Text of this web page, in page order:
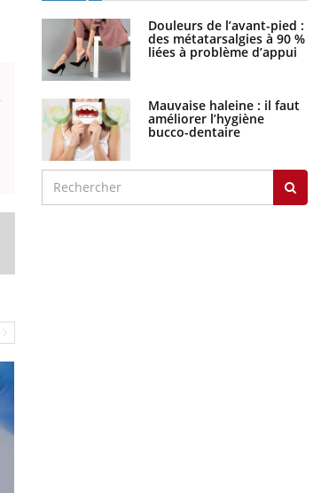
Douleurs de l’avant-pied :
des métatarsalgies à 90 %
liées à problème d’appui
Mauvaise haleine : il faut
améliorer l’hygiène
bucco-dentaire